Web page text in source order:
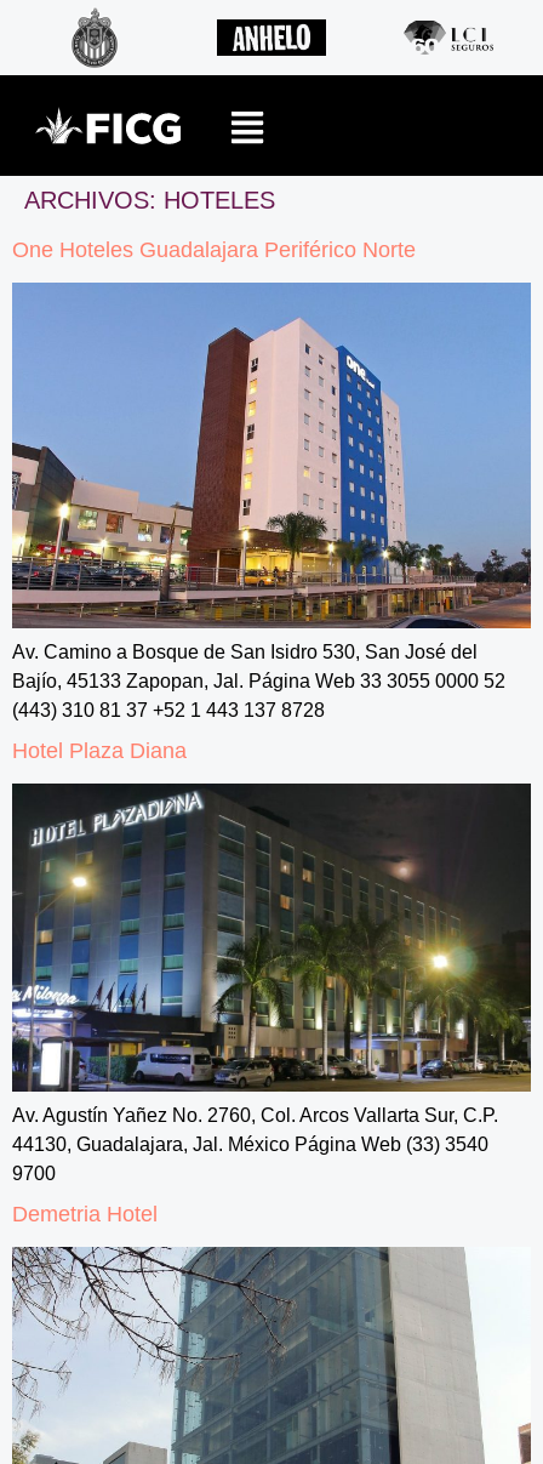
ARCHIVOS: HOTELES
One Hoteles Guadalajara Periférico Norte
Av. Camino a Bosque de San Isidro 530, San José del
Bajío, 45133 Zapopan, Jal. Página Web 33 3055 0000 52
(443) 310 81 37 +52 1 443 137 8728
Hotel Plaza Diana
Av. Agustín Yañez No. 2760, Col. Arcos Vallarta Sur, C.P.
44130, Guadalajara, Jal. México Página Web (33) 3540
9700
Demetria Hotel